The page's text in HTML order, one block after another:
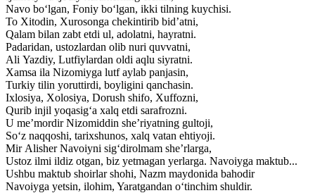
Navo bo‘lgan, Foniy bo‘lgan, ikki tilning kuychisi.
To Xitodin, Xurosonga chekintirib bid’atni,
Qalam bilan zabt etdi ul, adolatni, hayratni.
Padaridan, ustozlardan olib nuri quvvatni,
Ali Yazdiy, Lutfiylardan oldi aqlu siyratni.
Xamsa ila Nizomiyga lutf aylab panjasin,
Turkiy tilin yoruttirdi, boyligini qanchasin.
Ixlosiya, Xolosiya, Dorush shifo, Xuffozni,
Qurib injil yoqasig‘a xalq etdi sarafrozni.
U me’mordir Nizomiddin she’riyatning gultoji,
So‘z naqqoshi, tarixshunos, xalq vatan ehtiyoji.
Mir Alisher Navoiyni sig‘dirolmam she’rlarga,
Ustoz ilmi ildiz otgan, biz yetmagan yerlarga. Navoiyga maktub...
Ushbu maktub shoirlar shohi, Nazm maydonida bahodir
Navoiyga yetsin, ilohim, Yaratgandan o‘tinchim shuldir.